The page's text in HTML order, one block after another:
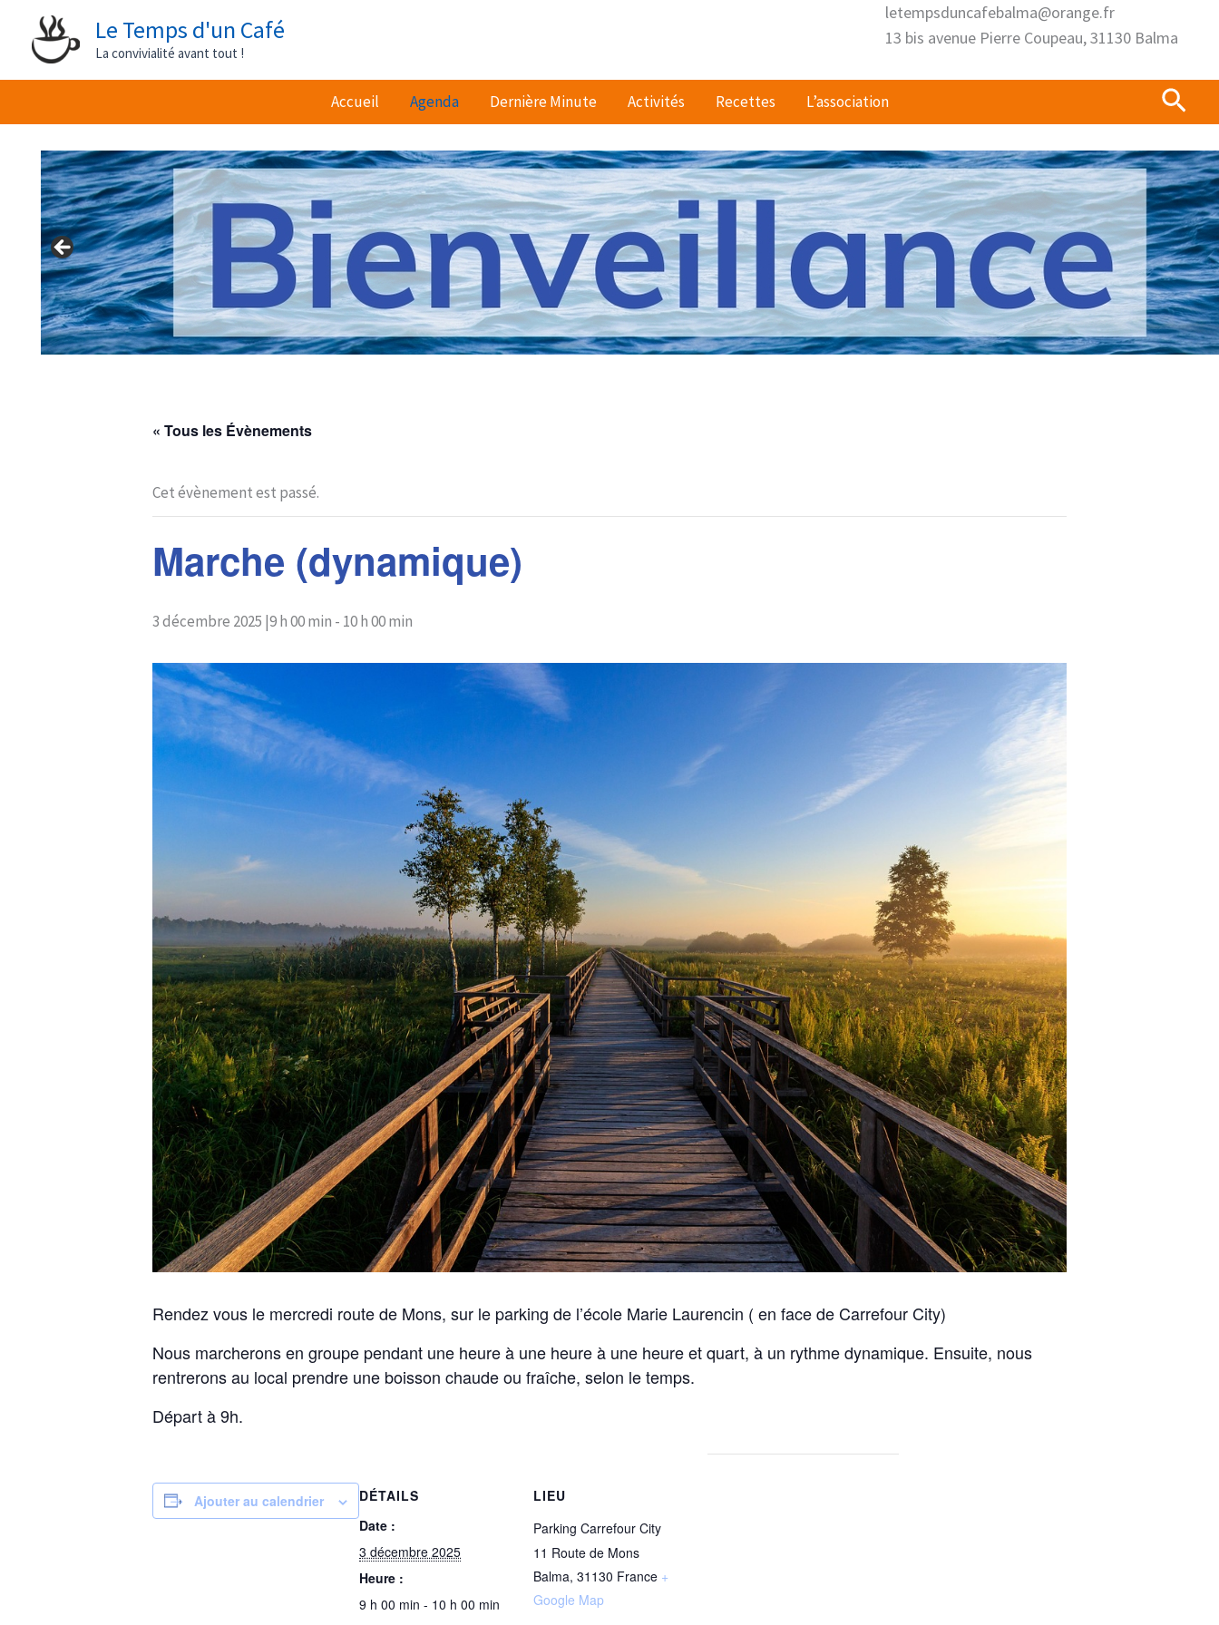
contenu
Le Temps d'un Café
La convivialité avant tout !
letempsduncafebalma@orange.fr
13 bis avenue Pierre Coupeau, 31130 Balma
Accueil Agenda Dernière Minute Activités Recettes L’association
« Tous les Évènements
Cet évènement est passé.
Marche (dynamique)
3 décembre 2025 |9 h 00 min - 10 h 00 min
Rendez vous le mercredi route de Mons, sur le parking de l’école Marie Laurencin ( en face de Carrefour City)
Nous marcherons en groupe pendant une heure à une heure à une heure et quart, à un rythme dynamique. Ensuite, nous
rentrerons au local prendre une boisson chaude ou fraîche, selon le temps.
Départ à 9h.
Ajouter au calendrier
DÉTAILS
Date :
3 décembre 2025
Heure :
9 h 00 min - 10 h 00 min
LIEU
Parking Carrefour City
11 Route de Mons
Balma, 31130 France +
Google Map